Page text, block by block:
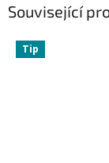
Související
Tip